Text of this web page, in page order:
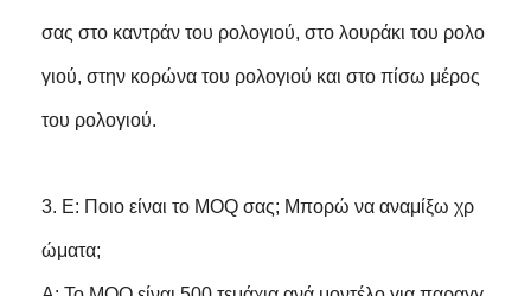
σας στο καντράν του ρολογιού, στο λουράκι του ρολο
γιού, στην κορώνα του ρολογιού και στο πίσω μέρος
του ρολογιού.
3. Ε: Ποιο είναι το MOQ σας; Μπορώ να αναμίξω χρ
ώματα;